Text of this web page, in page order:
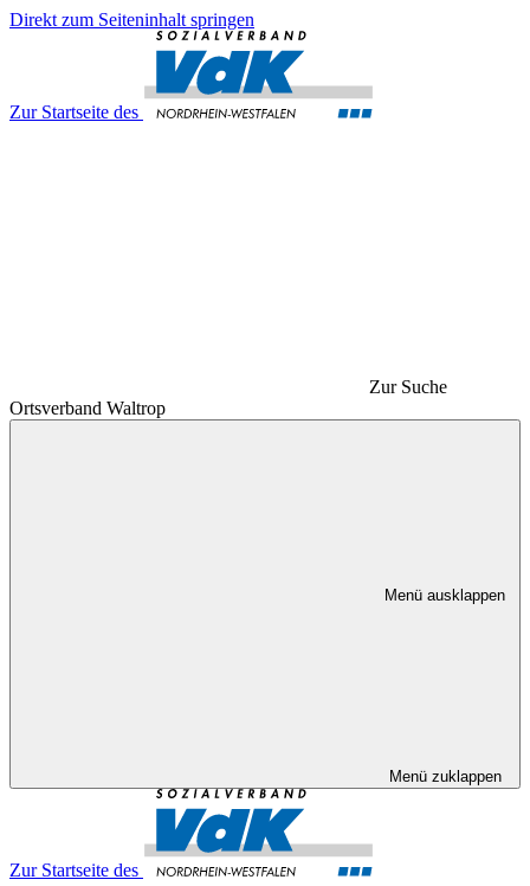
Direkt zum Seiteninhalt springen
Zur Startseite des
Zur Suche
Ortsverband Waltrop
Menü ausklappen
Menü zuklappen
Zur Startseite des